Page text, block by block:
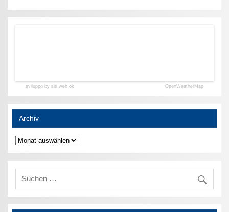
sviluppo by siti web ok OpenWeatherMap
Archiv
Archiv